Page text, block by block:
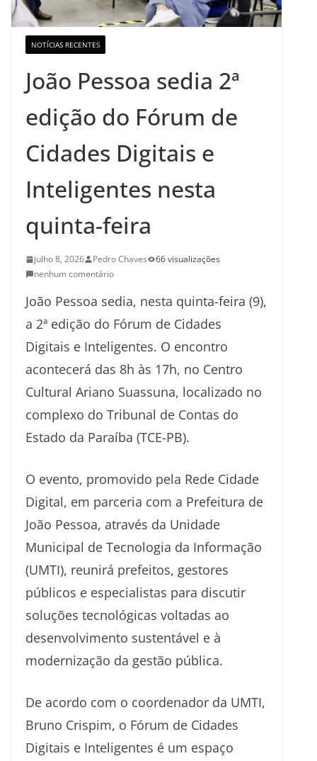
NOTÍCIAS RECENTES
João Pessoa sedia 2ª
edição do Fórum de
Cidades Digitais e
Inteligentes nesta
quinta-feira
julho 8, 2026 Pedro Chaves
66 visualizações
nenhum comentário
João Pessoa sedia, nesta quinta-feira (9),
a 2ª edição do Fórum de Cidades
Digitais e Inteligentes. O encontro
acontecerá das 8h às 17h, no Centro
Cultural Ariano Suassuna, localizado no
complexo do Tribunal de Contas do
Estado da Paraíba (TCE-PB).
O evento, promovido pela Rede Cidade
Digital, em parceria com a Prefeitura de
João Pessoa, através da Unidade
Municipal de Tecnologia da Informação
(UMTI), reunirá prefeitos, gestores
públicos e especialistas para discutir
soluções tecnológicas voltadas ao
desenvolvimento sustentável e à
modernização da gestão pública.
De acordo com o coordenador da UMTI,
Bruno Crispim, o Fórum de Cidades
Digitais e Inteligentes é um espaço